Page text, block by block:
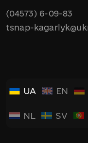
(04573) 6-09-83
tsnap-
UA EN
NL SV